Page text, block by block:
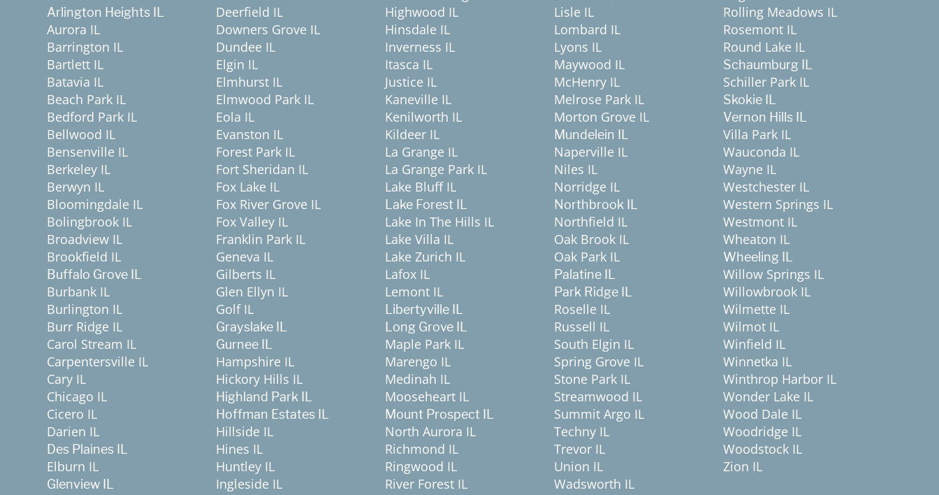
Arlington Heights IL
Aurora IL
Barrington IL
Bartlett IL
Batavia IL
Beach Park IL
Bedford Park IL
Bellwood IL
Bensenville IL
Berkeley IL
Berwyn IL
Bloomingdale IL
Bolingbrook IL
Broadview IL
Brookfield IL
Buffalo Grove IL
Burbank IL
Burlington IL
Burr Ridge IL
Carol Stream IL
Carpentersville IL
Cary IL
Chicago IL
Cicero IL
Darien IL
Des Plaines IL
Elburn IL
Glenview IL
Deerfield IL
Downers Grove IL
Dundee IL
Elgin IL
Elmhurst IL
Elmwood Park IL
Eola IL
Evanston IL
Forest Park IL
Fort Sheridan IL
Fox Lake IL
Fox River Grove IL
Fox Valley IL
Franklin Park IL
Geneva IL
Gilberts IL
Glen Ellyn IL
Golf IL
Grayslake IL
Gurnee IL
Hampshire IL
Hickory Hills IL
Highland Park IL
Hoffman Estates IL
Hillside IL
Hines IL
Huntley IL
Ingleside IL
Highwood IL
Hinsdale IL
Inverness IL
Itasca IL
Justice IL
Kaneville IL
Kenilworth IL
Kildeer IL
La Grange IL
La Grange Park IL
Lake Bluff IL
Lake Forest IL
Lake In The Hills IL
Lake Villa IL
Lake Zurich IL
Lafox IL
Lemont IL
Libertyville IL
Long Grove IL
Maple Park IL
Marengo IL
Medinah IL
Mooseheart IL
Mount Prospect IL
North Aurora IL
Richmond IL
Ringwood IL
River Forest IL
Lisle IL
Lombard IL
Lyons IL
Maywood IL
McHenry IL
Melrose Park IL
Morton Grove IL
Mundelein IL
Naperville IL
Niles IL
Norridge IL
Northbrook IL
Northfield IL
Oak Brook IL
Oak Park IL
Palatine IL
Park Ridge IL
Roselle IL
Russell IL
South Elgin IL
Spring Grove IL
Stone Park IL
Streamwood IL
Summit Argo IL
Techny IL
Trevor IL
Union IL
Wadsworth IL
Rolling Meadows IL
Rosemont IL
Round Lake IL
Schaumburg IL
Schiller Park IL
Skokie IL
Vernon Hills IL
Villa Park IL
Wauconda IL
Wayne IL
Westchester IL
Western Springs IL
Westmont IL
Wheaton IL
Wheeling IL
Willow Springs IL
Willowbrook IL
Wilmette IL
Wilmot IL
Winfield IL
Winnetka IL
Winthrop Harbor IL
Wonder Lake IL
Wood Dale IL
Woodridge IL
Woodstock IL
Zion IL